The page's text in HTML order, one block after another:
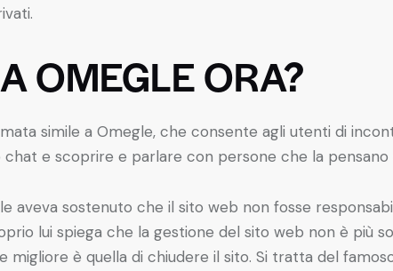
OMEGLE ORA?
simile a Omegle, che consente agli utenti di
e scoprire e parlare con persone che la pensano
aveva sostenuto che il sito web non fosse
lui spiega che la gestione del sito web non è più
migliore è quella di chiudere il sito. Si tratta del